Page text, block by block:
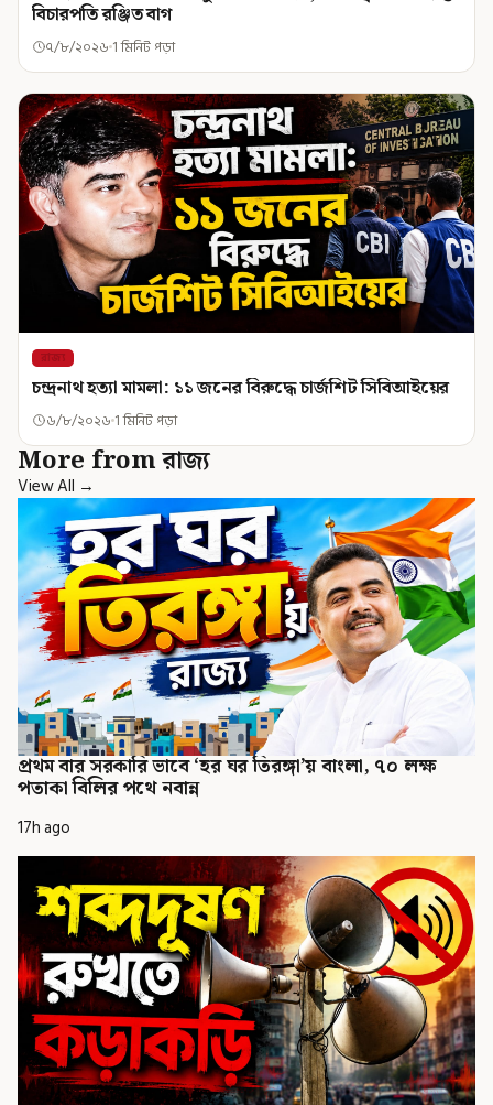
বিচারপতি রঞ্জিত বাগ
৭/৮/২০২৬ 1 মিনিট পড়া
রাজ্য
চন্দ্রনাথ হত্যা মামলা: ১১ জনের বিরুদ্ধে চার্জশিট সিবিআইয়ের
৬/৮/২০২৬ 1 মিনিট পড়া
More from রাজ্য
View All →
প্রথম বার সরকারি ভাবে ‘হর ঘর তিরঙ্গা’য় বাংলা, ৭০ লক্ষ
পতাকা বিলির পথে নবান্ন
17h ago